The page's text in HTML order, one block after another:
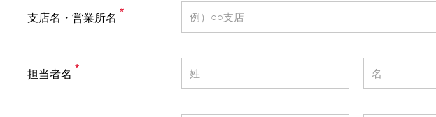
支店名・営業所名 *
担当者名 *